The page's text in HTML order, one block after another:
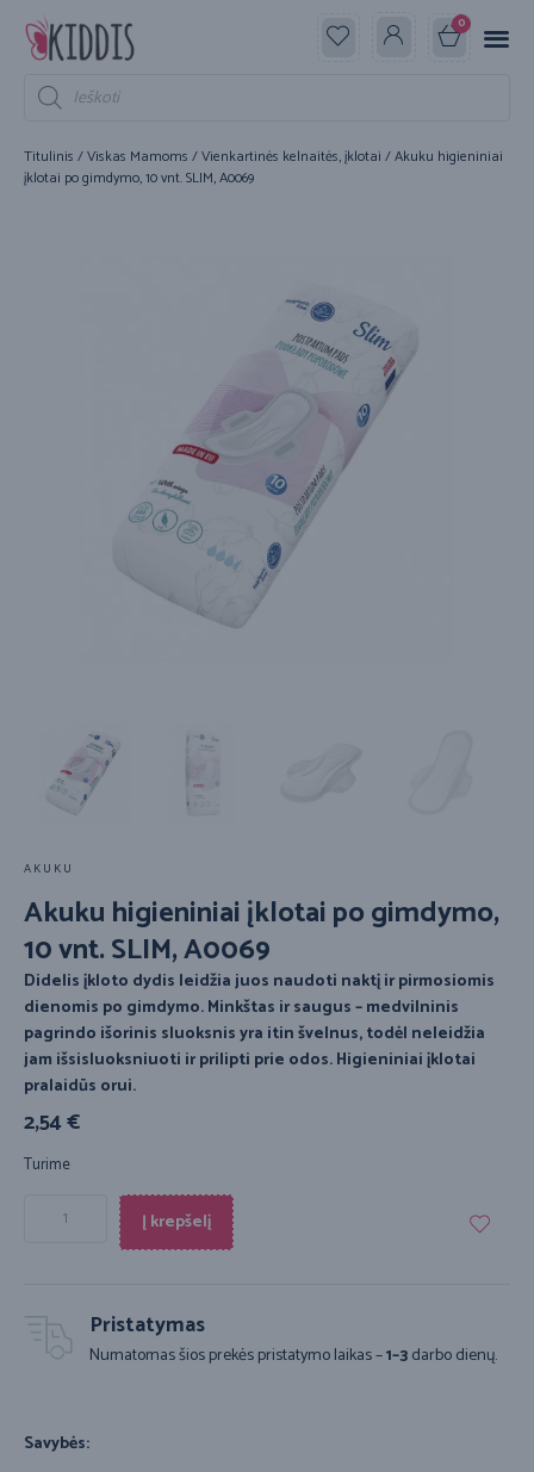
0
Titulinis /Viskas Mamoms /Vienkartinės kelnaitės, įklotai / Akuku higieniniai
įklotai po gimdymo, 10 vnt. SLIM, A0069
AKUKU
Akuku higieniniai įklotai po gimdymo,
10 vnt. SLIM, A0069
Didelis įkloto dydis leidžia juos naudoti naktį ir pirmosiomis
dienomis po gimdymo. Minkštas ir saugus – medvilninis
pagrindo išorinis sluoksnis yra itin švelnus, todėl neleidžia
jam išsisluoksniuoti ir prilipti prie odos. Higieniniai įklotai
pralaidūs orui.
2,54€
Turime
Į krepšelį
Pristatymas
Numatomas šios prekės pristatymo laikas –1–3darbo dienų.
Savybės: